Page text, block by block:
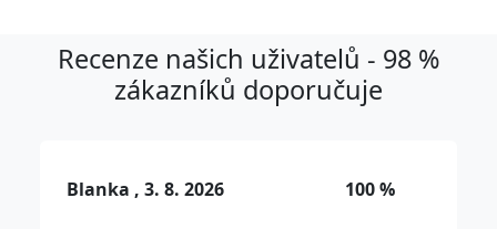
Recenze našich uživatelů - 98 %
zákazníků doporučuje
Blanka , 3. 8. 2026 100 %